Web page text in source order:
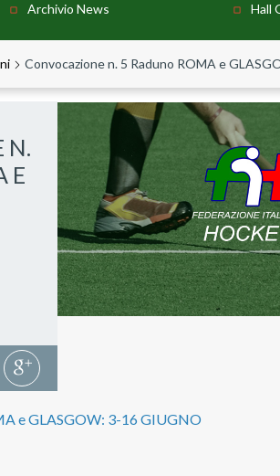
Archivio News Hall
Convocazione n. 5 Raduno ROMA e
N.
E
e GLASGOW: 3-16 GIUGNO